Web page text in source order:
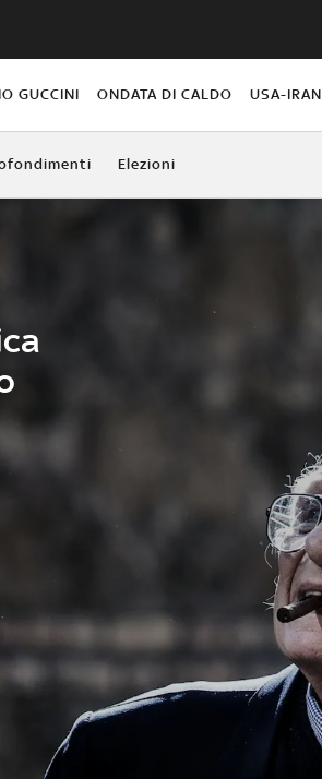
GUCCINI ONDATA DI CALDO USA-IRAN
Elezioni